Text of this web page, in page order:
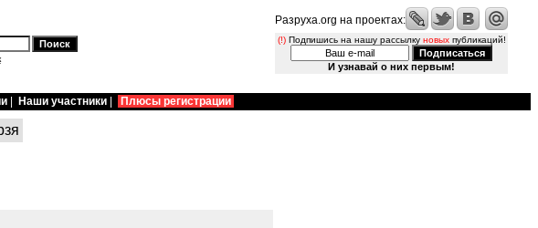
Разруха.org на проектах:
(!)Подпишись на нашу рассылку новыхпубликаций!
И узнавай о них первым!
Наши участники Плюсы регистрации